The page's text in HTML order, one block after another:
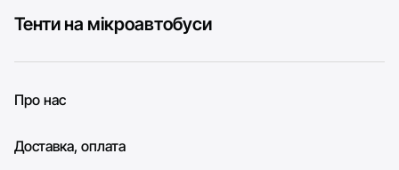
Тенти на мікроавтобуси
Про нас
Доставка, оплата